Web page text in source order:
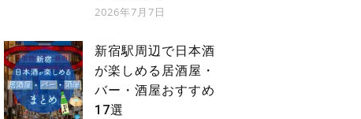
2026年7月7日
新宿駅周辺で日本酒
が楽しめる居酒屋・
バー・酒屋おすすめ
17選